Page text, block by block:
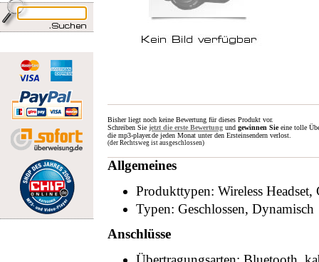
Bisher liegt noch keine Bewertung für dieses Produkt vor.
Schreiben Sie jetzt die erste Bewertung und gewinnen Sieeine tolle
die mp3-player.de jeden Monat unter den Ersteinsendern verlost.
(der Rechtsweg ist ausgeschlossen)
Allgemeines
Produkttypen: Wireless
Typen: Geschlossen, Dynamisch
Anschlüsse